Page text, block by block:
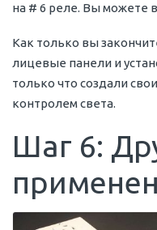
на # 6 реле. Вы можете
Как только вы
лицевые панели и
только что создали
контролем света.
Шаг 6: